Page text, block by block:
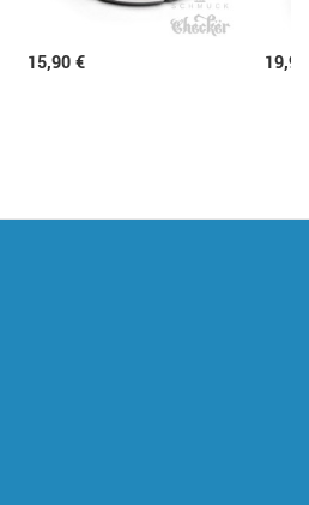
15,90 €